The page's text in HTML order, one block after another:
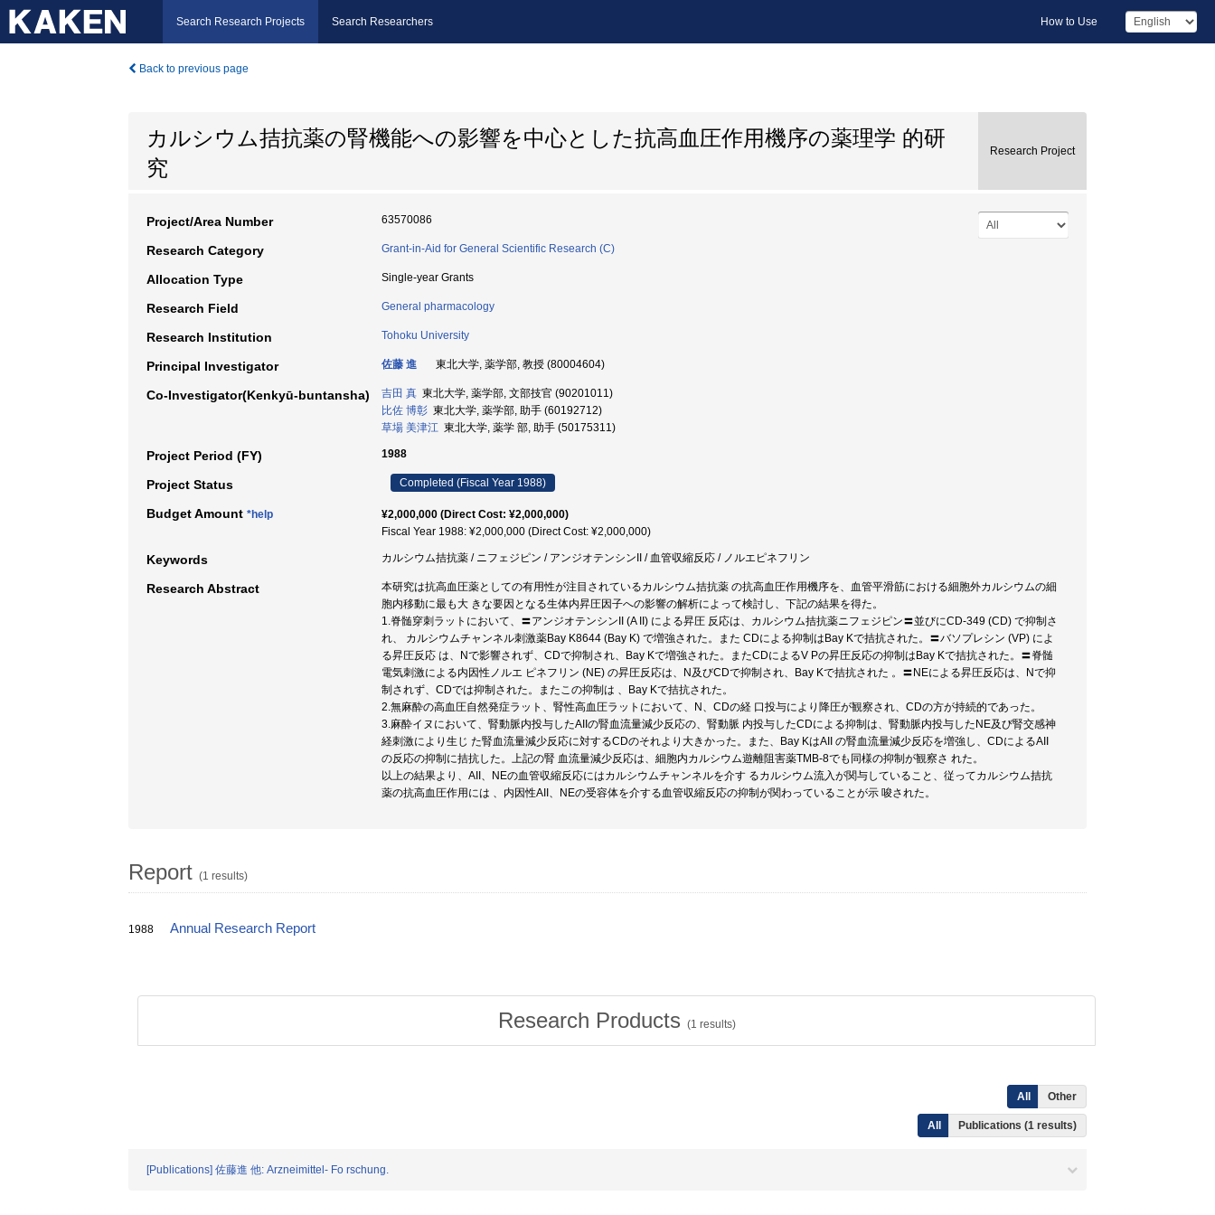
Search Research Projects Search Researchers How to Use
Back to previous page
カルシウム拮抗薬の腎機能への影響を中心とした抗高血圧作用機序の薬理学 的研
究
Research Project
Project/Area Number 63570086
Research Category Grant-in-Aid for General Scientific Research (C)
Allocation Type Single-year Grants
Research Field General pharmacology
Research Institution Tohoku University
Principal Investigator 佐藤 進 東北大学, 薬学部, 教授 (80004604)
Co-Investigator(Kenkyū-buntansha) 吉田 真 東北大学, 薬学部, 文部技官 (90201011)
比佐 博彰 東北大学, 薬学部, 助手 (60192712)
草場 美津江 東北大学, 薬学 部, 助手 (50175311)
Project Period (FY) 1988
Project Status Completed (Fiscal Year 1988)
Budget Amount *help
¥2,000,000 (Direct Cost: ¥2,000,000)
Fiscal Year 1988: ¥2,000,000 (Direct Cost: ¥2,000,000)
Keywords カルシウム拮抗薬 / ニフェジピン / アンジオテンシンII / 血管収縮反応 / ノルエピネフリン
Research Abstract
本研究は抗高血圧薬としての有用性が注目されているカルシウム拮抗薬 の抗高血圧作用機序を、血管平滑筋における細胞外カルシウムの細
胞内移動に最も大 きな要因となる生体内昇圧因子への影響の解析によって検討し、下記の結果を得た。
1.脊髄穿刺ラットにおいて、〓アンジオテンシンII (A II) による昇圧 反応は、カルシウム拮抗薬ニフェジピン〓並びにCD-349 (CD) で抑制さ
れ、 カルシウムチャンネル刺激薬Bay K8644 (Bay K) で増強された。また CDによる抑制はBay Kで拮抗された。〓バソプレシン (VP) によ
る昇圧反応 は、Nで影響されず、CDで抑制され、Bay Kで増強された。またCDによるV Pの昇圧反応の抑制はBay Kで拮抗された。〓脊髄
電気刺激による内因性ノルエ ピネフリン (NE) の昇圧反応は、N及びCDで抑制され、Bay Kで拮抗された 。〓NEによる昇圧反応は、Nで抑
制されず、CDでは抑制された。またこの抑制は 、Bay Kで拮抗された。
2.無麻酔の高血圧自然発症ラット、腎性高血圧ラットにおいて、N、CDの経 口投与により降圧が観察され、CDの方が持続的であった。
3.麻酔イヌにおいて、腎動脈内投与したAIIの腎血流量減少反応の、腎動脈 内投与したCDによる抑制は、腎動脈内投与したNE及び腎交感神
経刺激により生じ た腎血流量減少反応に対するCDのそれより大きかった。また、Bay KはAII の腎血流量減少反応を増強し、CDによるAII
の反応の抑制に拮抗した。上記の腎 血流量減少反応は、細胞内カルシウム遊離阻害薬TMB-8でも同様の抑制が観察さ れた。
以上の結果より、AII、NEの血管収縮反応にはカルシウムチャンネルを介す るカルシウム流入が関与していること、従ってカルシウム拮抗
薬の抗高血圧作用には 、内因性AII、NEの受容体を介する血管収縮反応の抑制が関わっていることが示 唆された。
Report (1 results)
1988 Annual Research Report
Research Products (1 results)
All Other
All Publications (1 results)
[Publications] 佐藤進 他: Arzneimittel- Fo rschung.